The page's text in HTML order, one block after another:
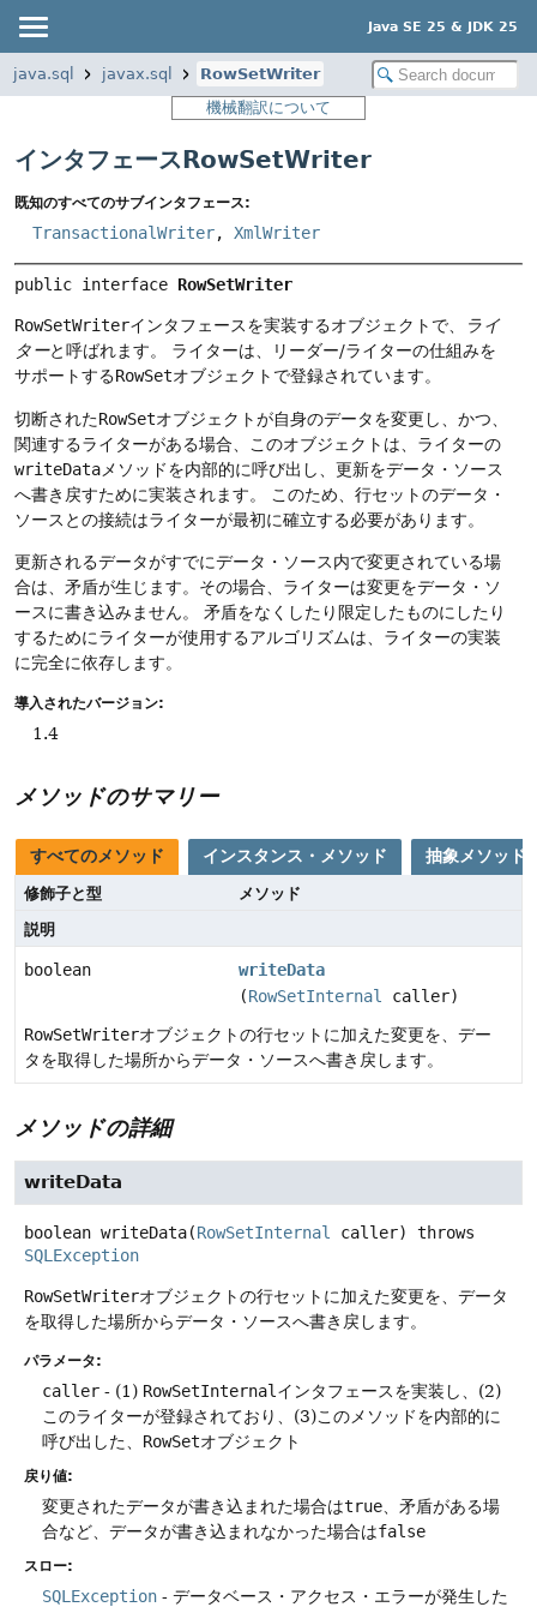
Java SE 25 & JDK 25
java.sql javax.sql
RowSetWriter
機械翻訳について
インタフェースRowSetWriter
既知のすべてのサブインタフェース:
TransactionalWriter, XmlWriter
public interface RowSetWriter
RowSetWriterインタフェースを実装するオブジェクトで、
ライ
ターと呼ばれます。
ライターは、リーダー/ライターの仕組みを
サポートするRowSetオブジェクトで登録されています。
切断されたRowSetオブジェクトが自身のデータを変更し、かつ、
関連するライターがある場合、このオブジェクトは、ライターの
writeData メソッドを内部的に呼び出し、更新をデータ・ソース
へ書き戻すために実装されます。
このため、行セットのデータ・
ソースとの接続はライターが最初に確立する必要があります。
更新されるデータがすでにデータ・ソース内で変更されている場
合は、矛盾が生じます。その場合、ライターは変更をデータ・ソ
ースに書き込みません。
矛盾をなくしたり限定したものにしたり
するためにライターが使用するアルゴリズムは、ライターの実装
に完全に依存します。
導入されたバージョン:
1.4
メソッドのサマリー
すべてのメソッド インスタンス・メソッド 抽象メソッド
修飾子と型
メソッド
説明
boolean
writeData
(RowSetInternal
caller)
RowSetWriterオブジェクトの行セットに加えた変更を、デー
タを取得した場所からデータ・ソースへ書き戻します。
メソッドの詳細
writeData
boolean writeData(RowSetInternal caller)
throws
SQLException
RowSetWriterオブジェクトの行セットに加えた変更を、データ
を取得した場所からデータ・ソースへ書き戻します。
パラメータ:
caller - (1) RowSetInternal インタフェースを実装し、(2)
このライターが登録されており、(3)このメソッドを内部的に
呼び出した、 RowSetオブジェクト
戻り値:
変更されたデータが書き込まれた場合はtrue 、矛盾がある場
合など、データが書き込まれなかった場合はfalse
スロー:
SQLException - データベース・アクセス・エラーが発生した